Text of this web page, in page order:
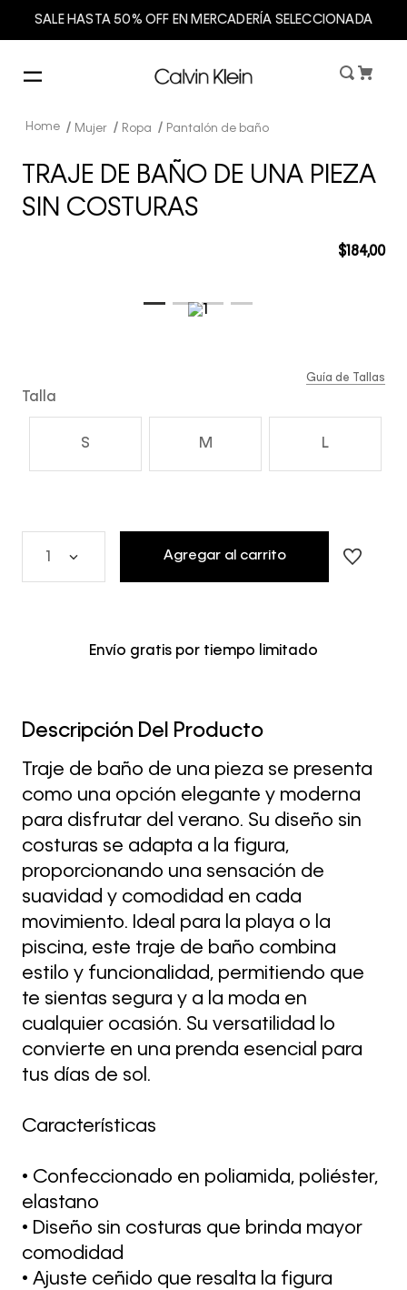
SALE HASTA 50% OFF EN MERCADERÍA SELECCIONADA
Mujer Ropa Pantalón de baño
TRAJE DE BAÑO DE UNA PIEZA
SIN COSTURAS
$184,00
Talla
S M L
Guía de Tallas
Agregar al carrito
Envío gratis por tiempo limitado
Descripción Del Producto
Traje de baño de una pieza se presenta
como una opción elegante y moderna
para disfrutar del verano. Su diseño sin
costuras se adapta a la figura,
proporcionando una sensación de
suavidad y comodidad en cada
movimiento. Ideal para la playa o la
piscina, este traje de baño combina
estilo y funcionalidad, permitiendo que
te sientas segura y a la moda en
cualquier ocasión. Su versatilidad lo
convierte en una prenda esencial para
tus días de sol.
Características
• Confeccionado en poliamida, poliéster,
elastano
• Diseño sin costuras que brinda mayor
comodidad
• Ajuste ceñido que resalta la figura